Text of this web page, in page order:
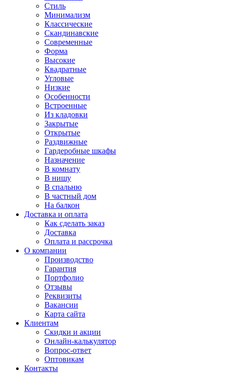
Стиль
Минимализм
Классические
Скандинавские
Современные
Форма
Высокие
Квадратные
Угловые
Низкие
Особенности
Встроенные
Из кладовки
Закрытые
Открытые
Раздвижные
Гардеробные шкафы
Назначение
В комнату
В нишу
В спальню
В частный дом
На балкон
Доставка и оплата
Как сделать заказ
Доставка
Оплата и рассрочка
О компании
Производство
Гарантия
Портфолио
Отзывы
Реквизиты
Вакансии
Карта сайта
Клиентам
Скидки и акции
Онлайн-калькулятор
Вопрос-ответ
Оптовикам
Контакты